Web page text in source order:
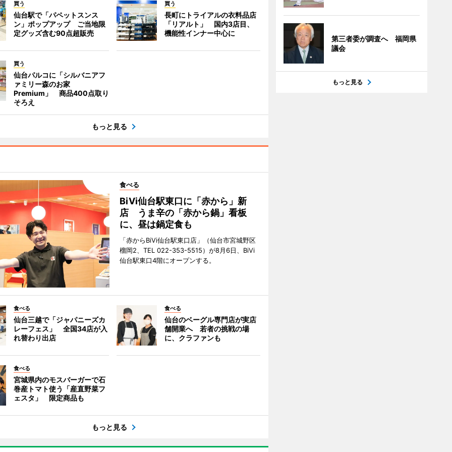
買う
仙台駅で「パペットスンス
ン」ポップアップ ご当地限
定グッズ含む90点超販売
買う
長町にトライアルの衣料品店
「リアルト」 国内3店目、
機能性インナー中心に
買う
仙台パルコに「シルバニアフ
ァミリー森のお家
Premium」 商品400点取り
そろえ
もっと見る
食べる
BiVi仙台駅東口に「赤から」新
店 うま辛の「赤から鍋」看板
に、昼は鍋定食も
「赤からBiVi仙台駅東口店」（仙台市宮城野区
榴岡2、TEL 022-353-5515）が8月6日、BiVi
仙台駅東口4階にオープンする。
食べる
仙台三越で「ジャパニーズカ
レーフェス」 全国34店が入
れ替わり出店
食べる
仙台のベーグル専門店が実店
舗開業へ 若者の挑戦の場
に、クラファンも
食べる
宮城県内のモスバーガーで石
巻産トマト使う「産直野菜フ
ェスタ」 限定商品も
もっと見る
第三者委が調査へ 福岡県
議会
もっと見る